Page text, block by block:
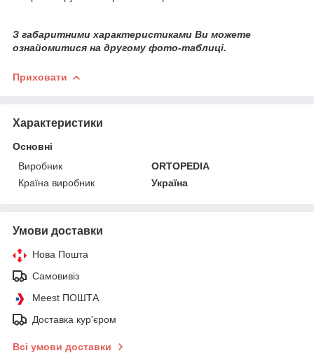
З габаритними характеристиками Ви можете
ознайомитися на другому фото-таблиці.
Приховати
Характеристики
Основні
Виробник
ORTOPEDIA
Країна виробник
Україна
Умови доставки
Нова Пошта
Самовивіз
Meest ПОШТА
Доставка кур'єром
Всі умови доставки